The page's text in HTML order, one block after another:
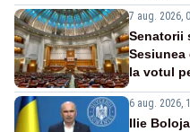
7 aug. 2026,
Senatorii
la votul
6 aug. 2026,
Ilie